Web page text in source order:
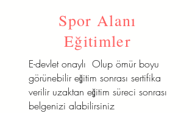
Spor Alanı
Eğitimler
E-devlet onaylı Olup ömür boyu
görünebilir eğitim sonrası sertifika
verilir uzaktan eğitim süreci sonrası
belgenizi alabilirsiniz